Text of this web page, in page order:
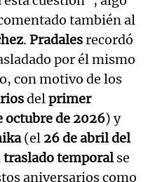
también al
. Pradalesrecordó
por él mismo
con motivo de los
delprimer
octubre de 2026) y
(el 26 de abril del
traslado temporalse
aniversarios como